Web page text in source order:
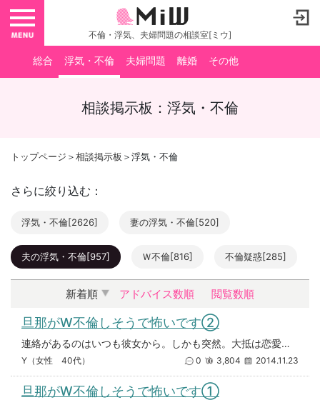
toggle navigation
不倫・浮気、夫婦問題の相談室[ミウ]
総合 浮気・不倫 夫婦問題 離婚 その他
相談掲示板：浮気・不倫
トップページ ＞相談掲示板 ＞浮気・不倫
さらに絞り込む：
浮気・不倫[2626] 妻の浮気・不倫[520]
夫の浮気・不倫[957] Ｗ不倫[816] 不倫疑惑[285]
新着順 アドバイス数順 閲覧数順
旦那がW不倫しそうで怖いです②
連絡があるのはいつも彼女から。しかも突然。大抵は恋愛相談。ちょっとえげつないなぁ～と思ったのは、彼女は自分のセックスの詳
Y（女性 40代） 0 3,804 2014.11.23
旦那がW不倫しそうで怖いです①